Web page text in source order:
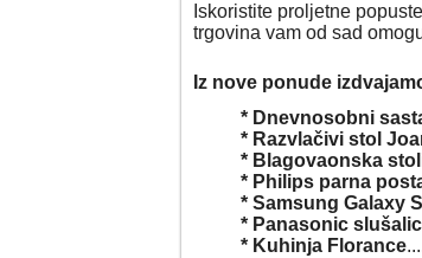
Iskoristite proljetne
trgovina vam od sad
Iz nove ponude
* Dnevnosobni
* Razvlačivi stol
* Blagovaonska
* Philips parna
* Samsung Galaxy
* Panasonic
* Kuhinja Florance